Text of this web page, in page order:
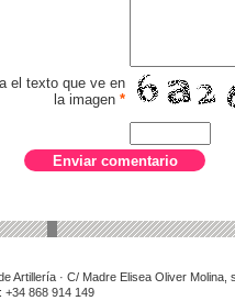
el texto que ve en
la imagen *
Artillería · C/ Madre Elisea Oliver
+34 868 914 149